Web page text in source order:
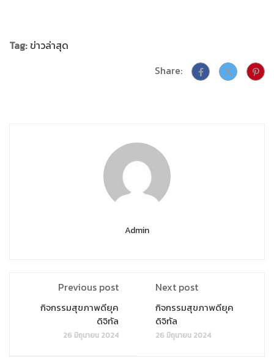
Tag: ข่าวล่าสุด
Share:
Admin
Previous post
กิจกรรมสุขภาพดียุค
ดิจิทัล
26 มิถุนายน 2024
Next post
กิจกรรมสุขภาพดียุค
ดิจิทัล
26 มิถุนายน 2024